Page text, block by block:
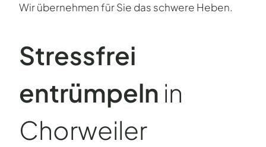
Wir übernehmen für Sie das schwere Heben.
Stressfrei
entrümpeln in
Chorweiler